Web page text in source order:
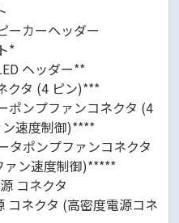
ーカーヘッダー
*
ヘッダー**
クタ (4 ピン)***
ポンプファンコネクタ (4
速度制御)****
タポンプファンコネクタ
ァン速度制御)*****
コネクタ
コネクタ (高密度電源コネ